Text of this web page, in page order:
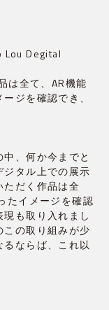
Lou Degital
は全て、AR機能
ジを確認でき、
、何か今までと
タル上での展示
だく作品は全
たイメージを確認
も取り入れまし
の取り組みが少
ならば、これ以